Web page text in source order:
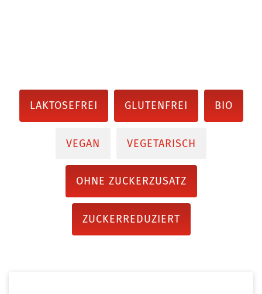
LAKTOSEFREI GLUTENFREI BIO
VEGAN VEGETARISCH
OHNE ZUCKERZUSATZ
ZUCKERREDUZIERT